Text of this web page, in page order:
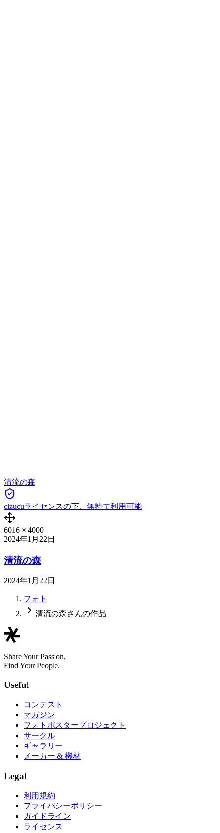
清流の森
cizucuライセンスの下、無料で利用可能
6016 × 4000
2024年1月22日
清流の森
2024年1月22日
フォト
清流の森さんの作品
Share Your Passion,
Find Your People.
Useful
コンテスト
マガジン
フォトポスタープロジェクト
サークル
ギャラリー
メーカー & 機材
Legal
利用規約
プライバシーポリシー
ガイドライン
ライセンス